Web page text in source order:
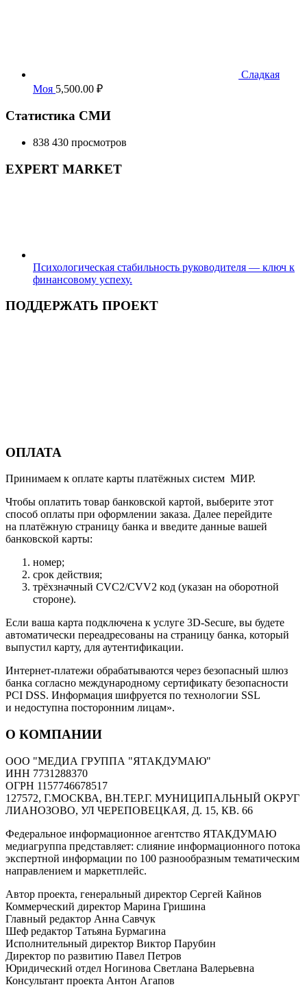
Сладкая
Моя 5,500.00 ₽
Статистика СМИ
838 430 просмотров
EXPERT MARKET
Психологическая стабильность руководителя — ключ к
финансовому успеху.
ПОДДЕРЖАТЬ ПРОЕКТ
ОПЛАТА
Принимаем к оплате карты платёжных систем МИР.
Чтобы оплатить товар банковской картой, выберите этот
способ оплаты при оформлении заказа. Далее перейдите
на платёжную страницу банка и введите данные вашей
банковской карты:
номер;
срок действия;
трёхзначный CVC2/CVV2 код (указан на оборотной
стороне).
Если ваша карта подключена к услуге 3D-Secure, вы будете
автоматически переадресованы на страницу банка, который
выпустил карту, для аутентификации.
Интернет-платежи обрабатываются через безопасный шлюз
банка согласно международному сертификату безопасности
PCI DSS. Информация шифруется по технологии SSL
и недоступна посторонним лицам».
О КОМПАНИИ
ООО "МЕДИА ГРУППА "ЯТАКДУМАЮ"
ИНН 7731288370
ОГРН 1157746678517
127572, Г.МОСКВА, ВН.ТЕР.Г. МУНИЦИПАЛЬНЫЙ ОКРУГ
ЛИАНОЗОВО, УЛ ЧЕРЕПОВЕЦКАЯ, Д. 15, КВ. 66
Федеральное информационное агентство ЯТАКДУМАЮ
медиагруппа представляет: слияние информационного потока
экспертной информации по 100 разнообразным тематическим
направлением и маркетплейс.
Автор проекта, генеральный директор Сергей Кайнов
Коммерческий директор Марина Гришина
Главный редактор Анна Савчук
Шеф редактор Татьяна Бурмагина
Исполнительный директор Виктор Парубин
Директор по развитию Павел Петров
Юридический отдел Ногинова Светлана Валерьевна
Консультант проекта Антон Агапов